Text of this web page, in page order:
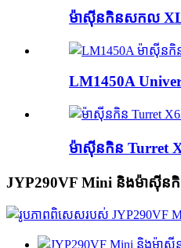
ម៉ាស៊ីនកិនសកល
LM1450A
ម៉ាស៊ីនកិន Turret
JYP290VF Mini និងម៉ាស៊ីន